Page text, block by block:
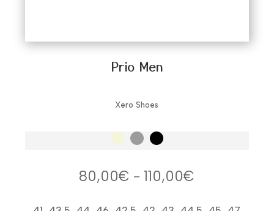
Prio Men
Xero Shoes
80,00€ - 110,00€
precios: